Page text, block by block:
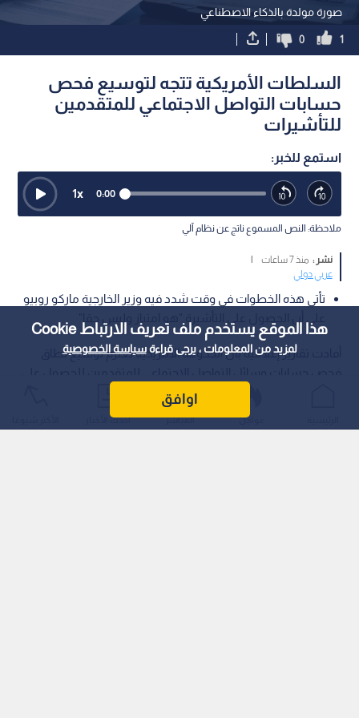
هذا الموقع يستخدم ملف تعريف الارتباط Cookie
لمزيد من المعلومات ، يرجى قراءةسياسة الخصوصية
اوافق
صورة مولدة بالذكاء الاصطناعي
1
0
السلطات الأمريكية تتجه لتوسيع فحص
حسابات التواصل الاجتماعي للمتقدمين
للتأشيرات
استمع للخبر:
0:00
1x
ملاحظة: النص المسموع ناتج عن نظام آلي
نشر : منذ 7 ساعات
|
عربي دولي
تأتي هذه الخطوات في وقت شدد فيه وزير الخارجية ماركو روبيو
أفادت تقارير إعلامية بأن الحكومة الأمريكية تعتزم توسيع نطاق
تأشيرات دخول، بما في ذلك الصحفيون الأجانب، وذلك في إطار
الحملة التي تقودها إدارة الرئيس دونالد ترمب لتشديد إجراءات
الـهجرة.
عواجل المباشر أحدث الأخبار